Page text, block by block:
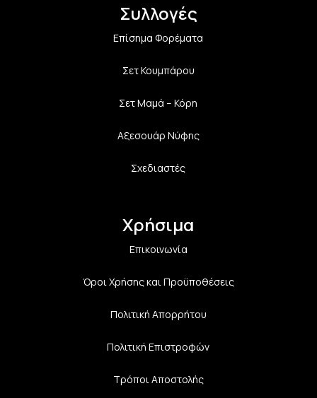
Συλλογές
Επίσημα Φορέματα
Σετ Κουμπάρου
Σετ Μαμά – Κόρη
Αξεσουάρ Νύφης
Σχεδιαστές
Χρήσιμα
Επικοινωνία
Όροι Χρήσης και Προϋποθέσεις
Πολιτική Aπορρήτου
Πολιτική Επιστροφών
Τρόποι Αποστολής